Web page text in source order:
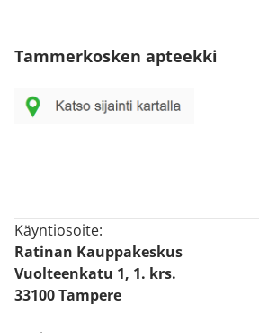
Tammerkosken apteekki
Käyntiosoite:
Ratinan Kauppakeskus
Vuolteenkatu 1, 1. krs.
33100 Tampere